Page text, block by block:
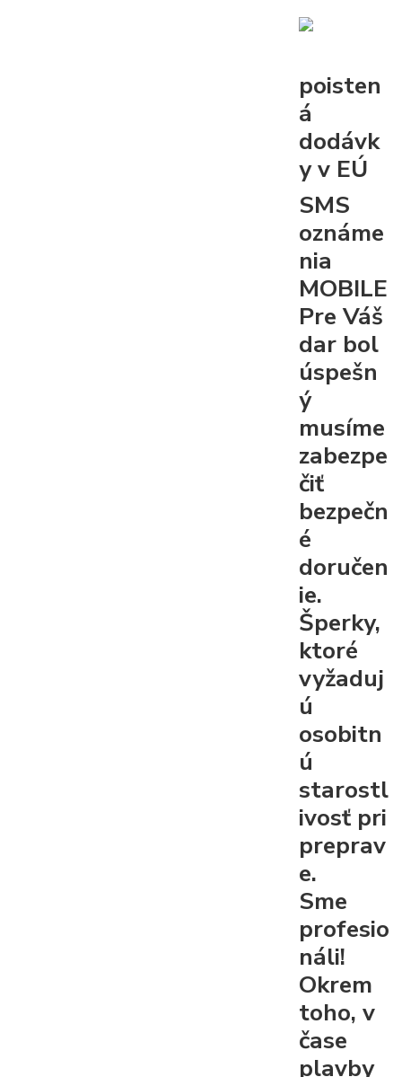
poisten
á
dodávk
y v EÚ
SMS
oznáme
nia
MOBILE
Pre Váš
dar bol
úspešn
ý
musíme
zabezpe
čiť
bezpečn
é
doručen
ie.
Šperky,
ktoré
vyžaduj
ú
osobitn
ú
starostl
ivosť pri
preprav
e.
Sme
profesio
náli!
Okrem
toho, v
čase
plavby